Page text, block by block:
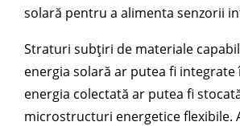
solară pentru a alimenta senzorii
Straturi subțiri de materiale
energia solară ar putea fi
energia colectată ar putea fi
microstructuri energetice flexibile.